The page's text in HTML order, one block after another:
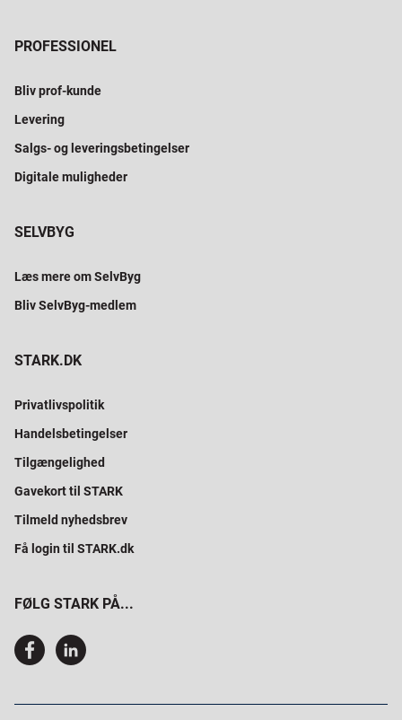
PROFESSIONEL
Bliv prof-kunde
Levering
Salgs- og leveringsbetingelser
Digitale muligheder
SELVBYG
Læs mere om SelvByg
Bliv SelvByg-medlem
STARK.DK
Privatlivspolitik
Handelsbetingelser
Tilgængelighed
Gavekort til STARK
Tilmeld nyhedsbrev
Få login til STARK.dk
FØLG STARK PÅ...